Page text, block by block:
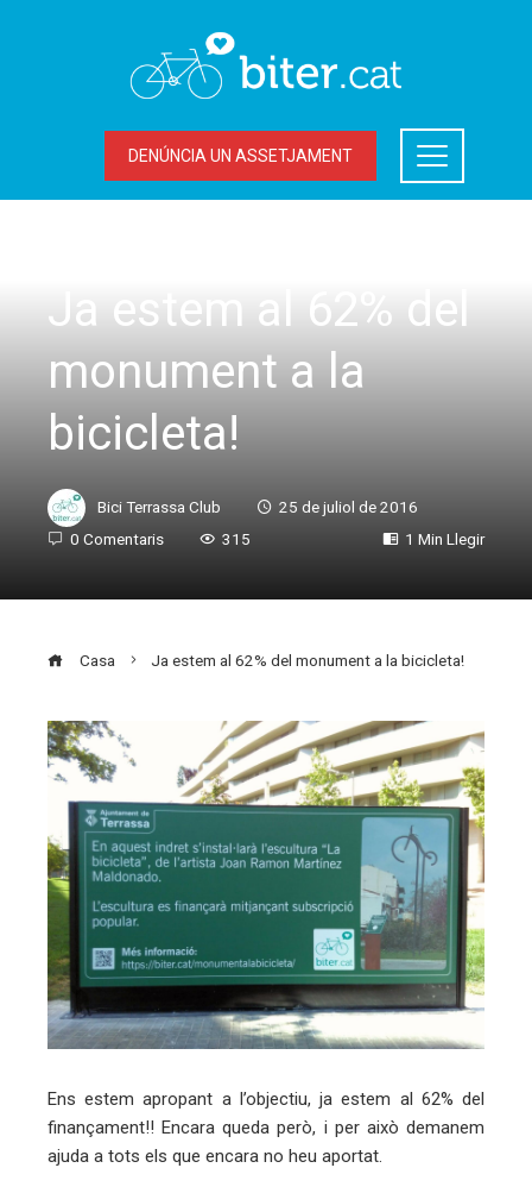
DENÚNCIA UN ASSETJAMENT
Ja estem al 62% del
monument a la
bicicleta!
Bici Terrassa Club
25 de juliol de 2016
0 Comentaris
315 1 Min Llegir
Casa Ja estem al 62% del monument a la bicicleta!
Ens estem apropant a l’objectiu, ja estem al 62% del
finançament!! Encara queda però, i per això demanem
ajuda a tots els que encara no heu aportat.